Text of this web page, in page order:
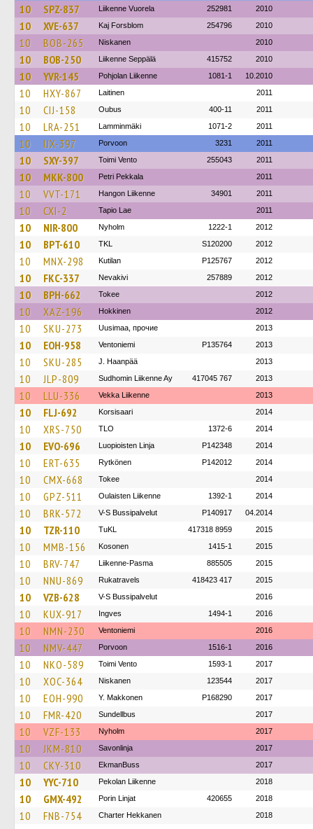
10 SPZ-837 Liikenne Vuorela 252981 2010
10 XVE-637 Kaj Forsblom 254796 2010
10 BOB-265 Niskanen 2010
10 BOB-250 Liikenne Seppälä 415752 2010
10 YVR-145 Pohjolan Liikenne 1081-1 10.2010
10 HXY-867 Laitinen 2011
10 CIJ-158 Oubus 400-11 2011
10 LRA-251 Lamminmäki 1071-2 2011
10 IJX-397 Porvoon 3231 2011
10 SXY-397 Toimi Vento 255043 2011
10 MKK-800 Petri Pekkala 2011
10 VVT-171 Hangon Liikenne 34901 2011
10 CXI-2 Tapio Lae 2011
10 NIR-800 Nyholm 1222-1 2012
10 BPT-610 TKL S120200 2012
10 MNX-298 Kutilan P125767 2012
10 FKC-337 Nevakivi 257889 2012
10 BPH-662 Tokee 2012
10 XAZ-196 Hokkinen 2012
10 SKU-273 Uusimaa, прочие 2013
10 EOH-958 Ventoniemi P135764 2013
10 SKU-285 J. Haanpää 2013
10 JLP-809 Sudhomin Liikenne Ay 417045 767 2013
10 LLU-336 Vekka Liikenne 2013
10 FLJ-692 Korsisaari 2014
10 XRS-750 TLO 1372-6 2014
10 EVO-696 Luopioisten Linja P142348 2014
10 ERT-635 Rytkönen P142012 2014
10 CMX-668 Tokee 2014
10 GPZ-511 Oulaisten Liikenne 1392-1 2014
10 BRK-572 V-S Bussipalvelut P140917 04.2014
10 TZR-110 TuKL 417318 8959 2015
10 MMB-156 Kosonen 1415-1 2015
10 BRV-747 Liikenne-Pasma 885505 2015
10 NNU-869 Rukatravels 418423 417 2015
10 VZB-628 V-S Bussipalvelut 2016
10 KUX-917 Ingves 1494-1 2016
10 NMN-230 Ventoniemi 2016
10 NMV-447 Porvoon 1516-1 2016
10 NKO-589 Toimi Vento 1593-1 2017
10 XOC-364 Niskanen 123544 2017
10 EOH-990 Y. Makkonen P168290 2017
10 FMR-420 Sundellbus 2017
10 VZF-133 Nyholm 2017
10 JKM-810 Savonlinja 2017
10 CKY-310 EkmanBuss 2017
10 YYC-710 Pekolan Liikenne 2018
10 GMX-492 Porin Linjat 420655 2018
10 FNB-754 Charter Hekkanen 2018